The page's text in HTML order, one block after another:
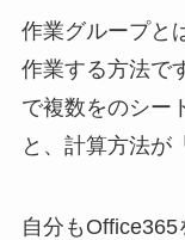
作業グループと
作業する方法で
で複数をのシー
と、計算方法が
自分も